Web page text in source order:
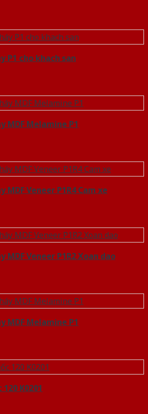
P1 cho khach san
MDF Melamine P1
MDF Veneer P1R4 Cam xe
MDF Veneer P1R2 Xoan dao
MDF Melamine P1
K0201